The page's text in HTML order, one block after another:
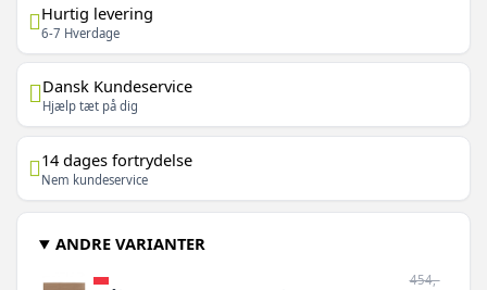
Hurtig levering
6-7 Hverdage
Dansk Kundeservice
Hjælp tæt på dig
14 dages fortrydelse
Nem kundeservice
ANDRE VARIANTER
454,-